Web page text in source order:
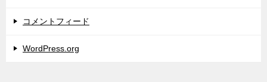
コメントフィード
WordPress.org